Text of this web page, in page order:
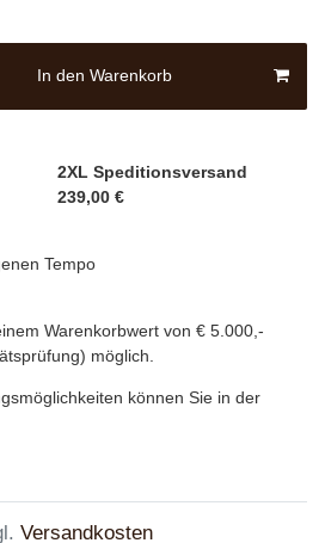
In den Warenkorb
2XL Speditionsversand
239,00 €
Tempo
Warenkorbwert von € 5.000,-
möglich.
können Sie in der
Versandkosten